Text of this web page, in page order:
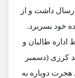
داشت و از
خود بسربرد.
اداره طالبان و
کرزی (دسمبر
پس از تقریباً 29 سال هجرت دوباره به